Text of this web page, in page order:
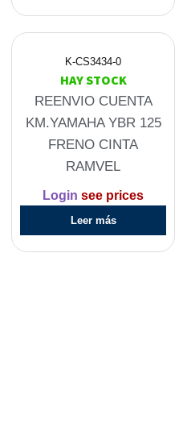
K-CS3434-0
HAY STOCK
REENVIO CUENTA
KM.YAMAHA YBR 125
FRENO CINTA
RAMVEL
Login see prices
Leer más